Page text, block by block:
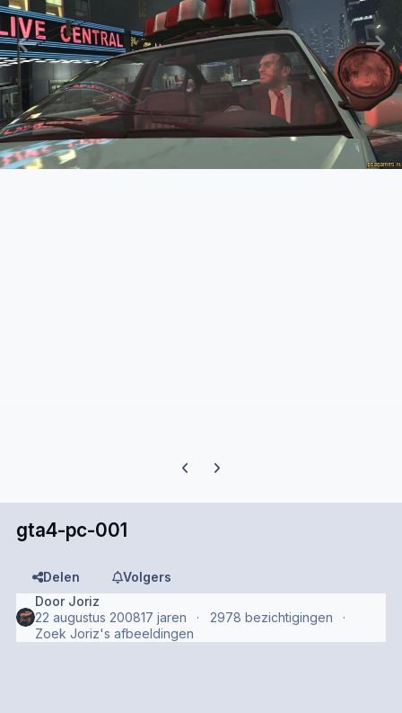
Previous carousel slide
Next carousel slide
gta4-pc-001
Delen
Volgers
Door Joriz
22 augustus 200817 jaren
2978 bezichtigingen
Zoek Joriz's afbeeldingen